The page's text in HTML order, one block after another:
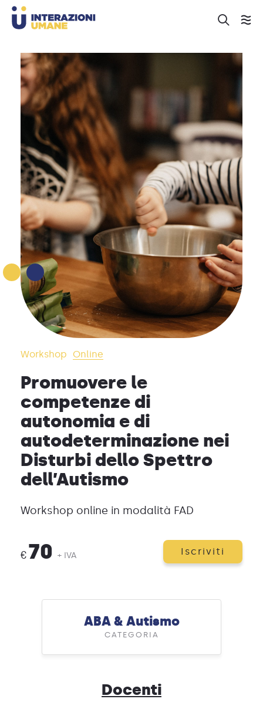
Workshop Online
Promuovere le
competenze di
autonomia e di
autodeterminazione nei
Disturbi dello Spettro
dell’Autismo
Workshop online in modalità FAD
€70 + IVA Iscriviti
ABA & Autismo
CATEGORIA
Docenti